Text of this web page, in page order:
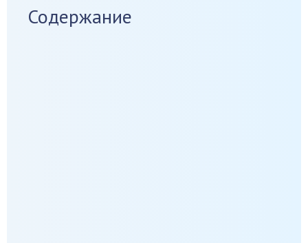
Содержание